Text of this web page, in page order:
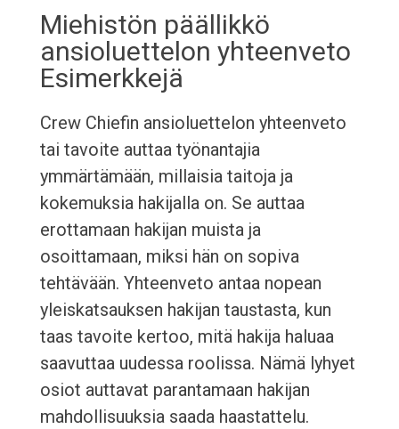
Miehistön päällikkö
ansioluettelon yhteenveto
Esimerkkejä
Crew Chiefin ansioluettelon yhteenveto
tai tavoite auttaa työnantajia
ymmärtämään, millaisia taitoja ja
kokemuksia hakijalla on. Se auttaa
erottamaan hakijan muista ja
osoittamaan, miksi hän on sopiva
tehtävään. Yhteenveto antaa nopean
yleiskatsauksen hakijan taustasta, kun
taas tavoite kertoo, mitä hakija haluaa
saavuttaa uudessa roolissa. Nämä lyhyet
osiot auttavat parantamaan hakijan
mahdollisuuksia saada haastattelu.